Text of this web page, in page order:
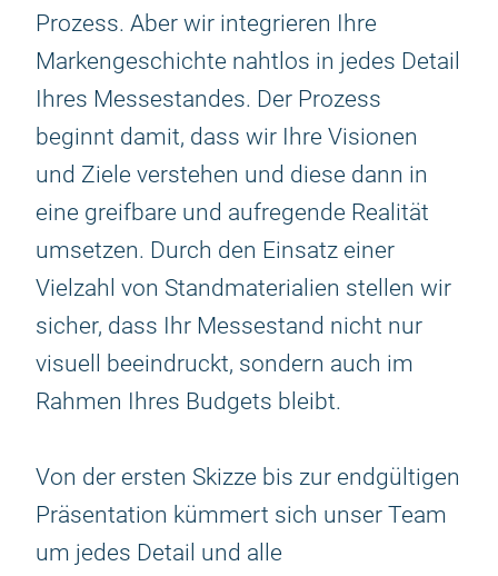
Prozess. Aber wir integrieren Ihre
Markengeschichte nahtlos in jedes Detail
Ihres Messestandes. Der Prozess
beginnt damit, dass wir Ihre Visionen
und Ziele verstehen und diese dann in
eine greifbare und aufregende Realität
umsetzen. Durch den Einsatz einer
Vielzahl von Standmaterialien stellen wir
sicher, dass Ihr Messestand nicht nur
visuell beeindruckt, sondern auch im
Rahmen Ihres Budgets bleibt.
Von der ersten Skizze bis zur endgültigen
Präsentation kümmert sich unser Team
um jedes Detail und alle